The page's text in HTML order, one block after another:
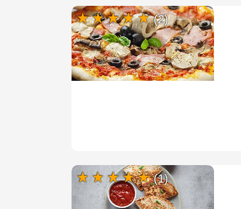
(2)
(1)